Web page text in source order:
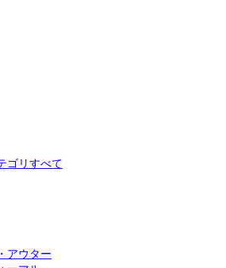
ゴリすべて
アウター